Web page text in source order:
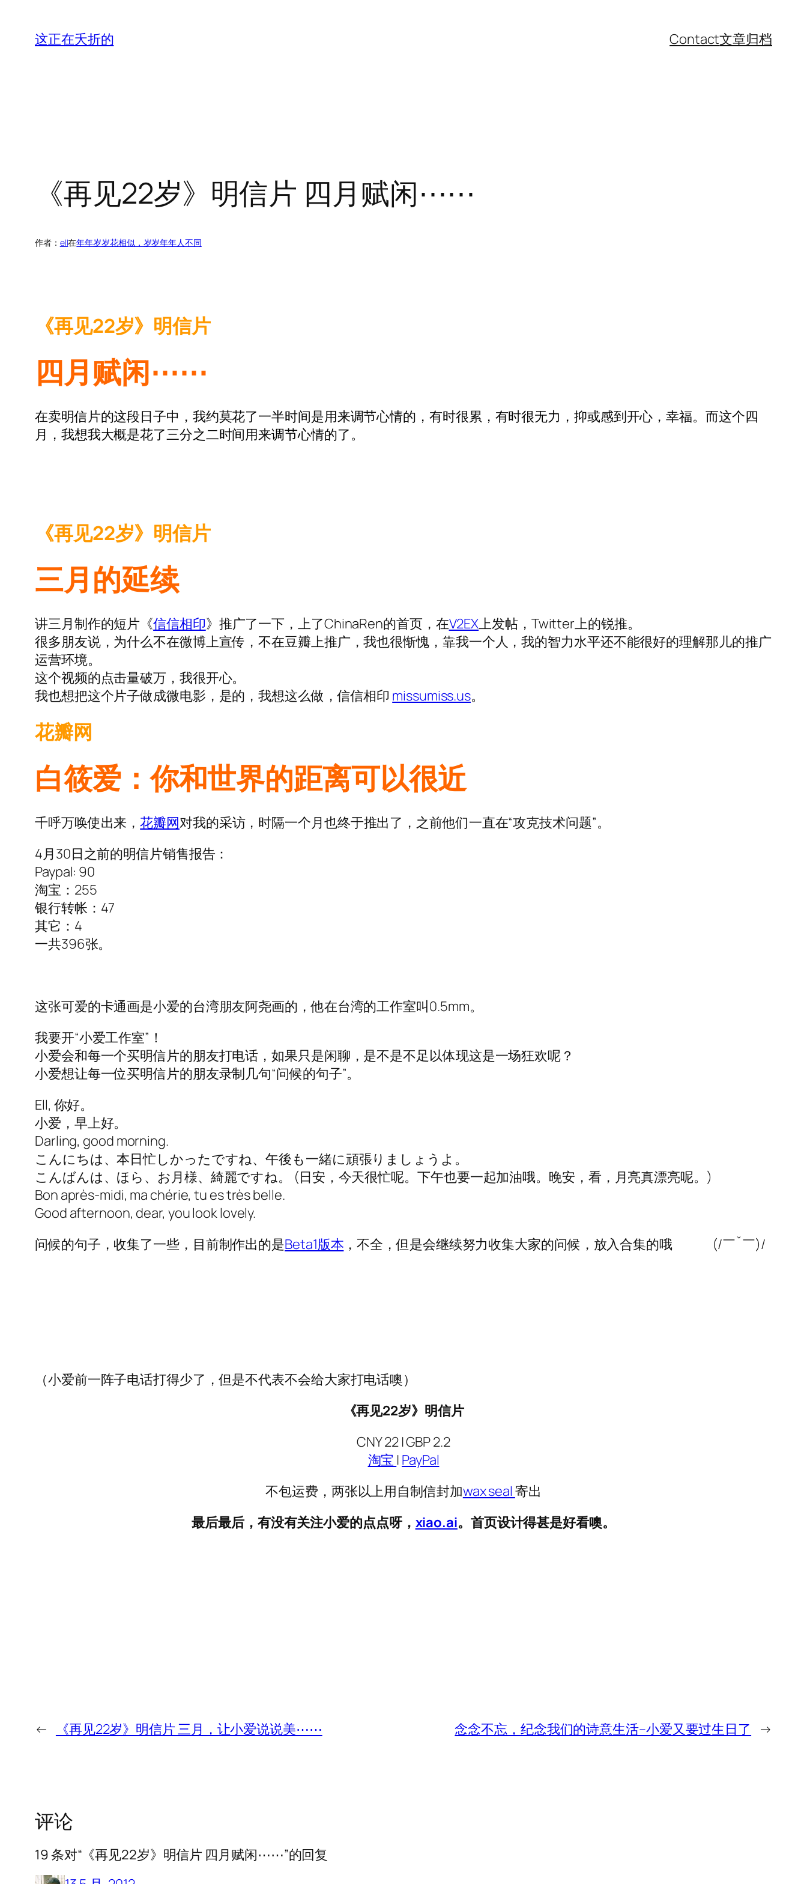
这正在夭折的 Contact文章归档
《再见22岁》明信片 四月赋闲⋯⋯
作者： ell在年年岁岁花相似，岁岁年年人不同
《再见22岁》明信片
四月赋闲⋯⋯
在卖明信片的这段日子中，我约莫花了一半时间是用来调节心情的，有时很累，有时很无力，抑或感到开心，幸福。而这个四
月，我想我大概是花了三分之二时间用来调节心情的了。
《再见22岁》明信片
三月的延续
讲三月制作的短片《信信相印》推广了一下，上了ChinaRen的首页，在V2EX上发帖，Twitter上的锐推。
很多朋友说，为什么不在微博上宣传，不在豆瓣上推广，我也很惭愧，靠我一个人，我的智力水平还不能很好的理解那儿的推广
运营环境。
这个视频的点击量破万，我很开心。
我也想把这个片子做成微电影，是的，我想这么做，信信相印 missumiss.us。
花瓣网
白筱爱：你和世界的距离可以很近
千呼万唤使出来，花瓣网对我的采访，时隔一个月也终于推出了，之前他们一直在“攻克技术问题”。
4月30日之前的明信片销售报告：
Paypal: 90
淘宝：255
银行转帐：47
其它：4
一共396张。
这张可爱的卡通画是小爱的台湾朋友阿尧画的，他在台湾的工作室叫0.5mm。
我要开“小爱工作室”！
小爱会和每一个买明信片的朋友打电话，如果只是闲聊，是不是不足以体现这是一场狂欢呢？
小爱想让每一位买明信片的朋友录制几句“问候的句子”。
Ell, 你好。
小爱，早上好。
Darling, good morning.
こんにちは、本日忙しかったですね、午後も一緒に頑張りましょうよ。
こんばんは、ほら、お月様、綺麗ですね。 (日安，今天很忙呢。下午也要一起加油哦。晚安，看，月亮真漂亮呢。)
Bon après-midi, ma chérie, tu es très belle.
Good afternoon, dear, you look lovely.
问候的句子，收集了一些，目前制作出的是Beta1版本 ，不全，但是会继续努力收集大家的问候，放入合集的哦 (/￣ˇ￣)/
（小爱前一阵子电话打得少了，但是不代表不会给大家打电话噢）
《再见22岁》明信片
CNY 22 | GBP 2.2
淘宝 | PayPal
不包运费，两张以上用自制信封加wax seal 寄出
最后最后，有没有关注小爱的点点呀， xiao.ai。首页设计得甚是好看噢。
← 《再见22岁》明信片 三月，让小爱说说美⋯⋯ 念念不忘，纪念我们的诗意生活–小爱又要过生日了 →
评论
19 条对“《再见22岁》明信片 四月赋闲⋯⋯”的回复